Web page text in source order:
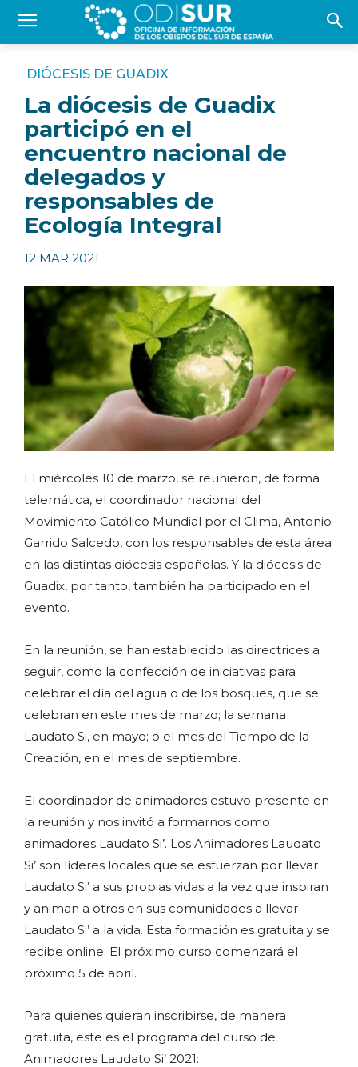
DIÓCESIS DE GUADIX
La diócesis de Guadix
participó en el
encuentro nacional de
delegados y
responsables de
Ecología Integral
12 MAR 2021
El miércoles 10 de marzo, se reunieron, de forma
telemática, el coordinador nacional del
Movimiento Católico Mundial por el Clima, Antonio
Garrido Salcedo, con los responsables de esta área
en las distintas diócesis españolas. Y la diócesis de
Guadix, por tanto, también ha participado en el
evento.
En la reunión, se han establecido las directrices a
seguir, como la confección de iniciativas para
celebrar el día del agua o de los bosques, que se
celebran en este mes de marzo; la semana
Laudato Si, en mayo; o el mes del Tiempo de la
Creación, en el mes de septiembre.
El coordinador de animadores estuvo presente en
la reunión y nos invitó a formarnos como
animadores Laudato Si’. Los Animadores Laudato
Si’ son líderes locales que se esfuerzan por llevar
Laudato Si’ a sus propias vidas a la vez que inspiran
y animan a otros en sus comunidades a llevar
Laudato Si’ a la vida. Esta formación es gratuita y se
recibe online. El próximo curso comenzará el
próximo 5 de abril.
Para quienes quieran inscribirse, de manera
gratuita, este es el programa del curso de
Animadores Laudato Si’ 2021: